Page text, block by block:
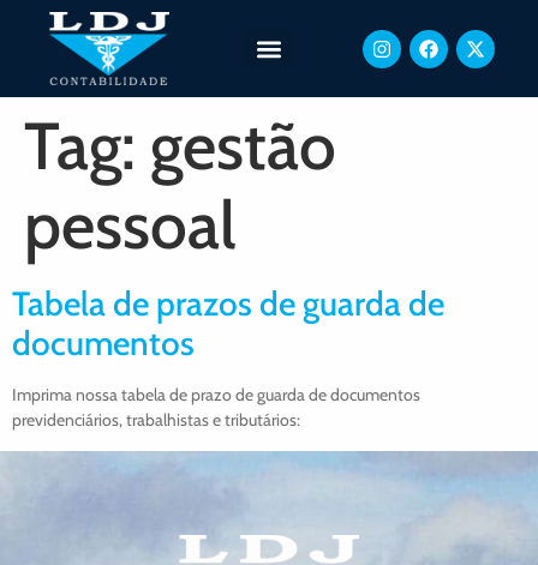
Tag: gestão
pessoal
Tabela de prazos de guarda de
documentos
Imprima nossa tabela de prazo de guarda de documentos
previdenciários, trabalhistas e tributários: